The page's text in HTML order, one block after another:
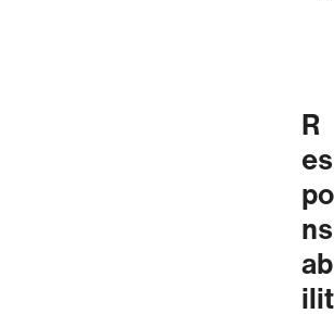
R
es
po
ns
ab
ilit